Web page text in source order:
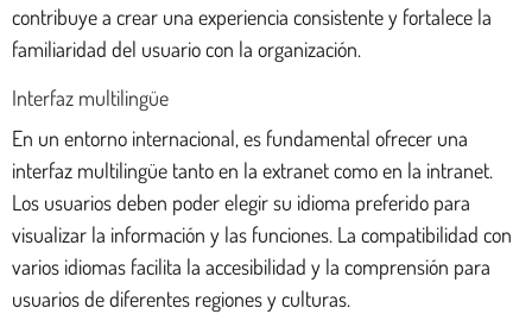
contribuye a crear una experiencia consistente y fortalece la
familiaridad del usuario con la organización.
Interfaz multilingüe
En un entorno internacional, es fundamental ofrecer una
interfaz multilingüe tanto en la extranet como en la intranet.
Los usuarios deben poder elegir su idioma preferido para
visualizar la información y las funciones. La compatibilidad con
varios idiomas facilita la accesibilidad y la comprensión para
usuarios de diferentes regiones y culturas.